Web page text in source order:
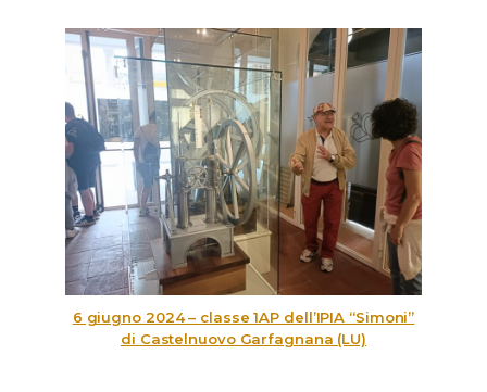
6 giugno 2024 – classe 1AP dell’IPIA “Simoni”
di Castelnuovo Garfagnana (LU)